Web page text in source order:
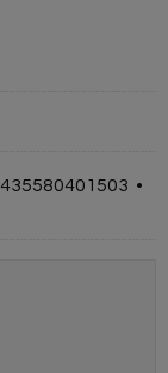
•